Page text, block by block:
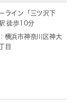
ライン「 三ツ沢下
徒歩10分
横浜市神奈川区神大
目